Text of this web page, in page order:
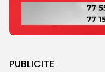
PUBLICITE